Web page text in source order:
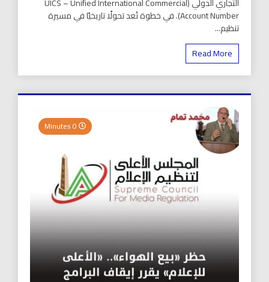
Account Number). في خطوة تُعد تحولًا تاريخيًا في مسيرة
تنظيم...
Read More